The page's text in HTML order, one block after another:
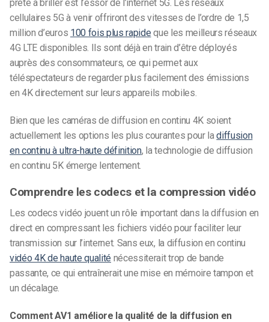
prête à briller est l’essor de l’internet 5G. Les réseaux
cellulaires 5G à venir offriront des vitesses de l’ordre de 1,5
million d’euros 100 fois plus rapide que les meilleurs réseaux
4G LTE disponibles. Ils sont déjà en train d’être déployés
auprès des consommateurs, ce qui permet aux
téléspectateurs de regarder plus facilement des émissions
en 4K directement sur leurs appareils mobiles.
Bien que les caméras de diffusion en continu 4K soient
actuellement les options les plus courantes pour ladiffusion
en continu à ultra-haute définition, la technologie de diffusion
en continu 5K émerge lentement.
Comprendre les codecs et la compression vidéo
Les codecs vidéo jouent un rôle important dans la diffusion en
direct en compressant les fichiers vidéo pour faciliter leur
transmission sur l’internet. Sans eux, la diffusion en continu
vidéo 4K de haute qualité nécessiterait trop de bande
passante, ce qui entraînerait une mise en mémoire tampon et
un décalage.
Comment AV1 améliore la qualité de la diffusion en